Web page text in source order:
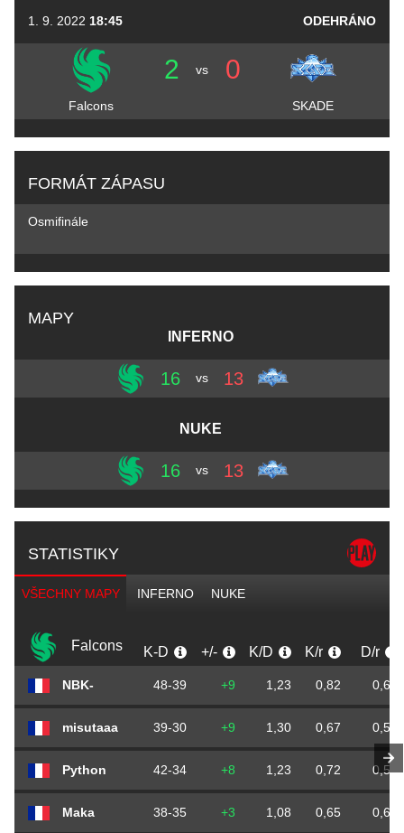
1. 9. 2022 18:45 ODEHRÁNO
2 vs 0
Falcons SKADE
FORMÁT ZÁPASU
Osmifinále
MAPY
INFERNO
16 vs 13
NUKE
16 vs 13
STATISTIKY
VŠECHNY MAPY INFERNO NUKE
Falcons K-D +/- K/D K/r D/r
NBK- 48-39 +9 1,23 0,82 0,67
misutaaa 39-30 +9 1,30 0,67 0,51
Python 42-34 +8 1,23 0,72 0,58
Maka 38-35 +3 1,08 0,65 0,60